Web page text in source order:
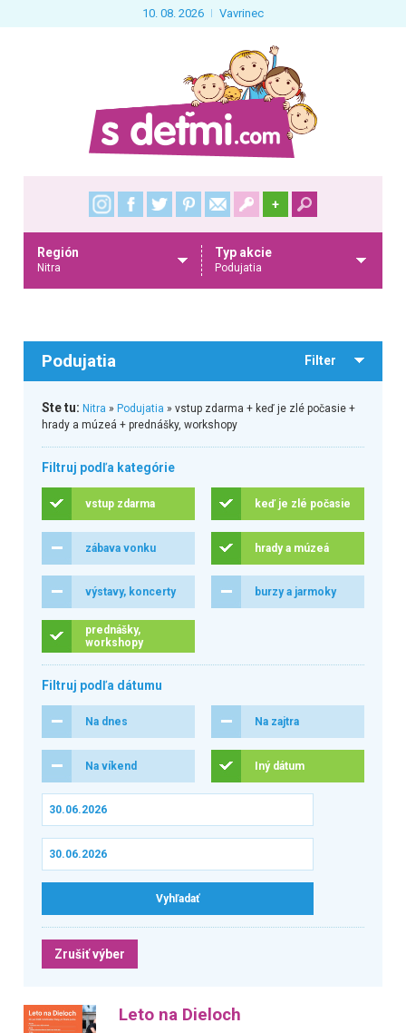
10. 08. 2026 Vavrinec
+
Región
Nitra
Typ akcie
Podujatia
Podujatia Filter
Ste tu: Nitra » Podujatia » vstup zdarma + keď je zlé počasie +
hrady a múzeá + prednášky, workshopy
Filtruj podľa kategórie
vstup zdarma keď je zlé počasie
zábava vonku hrady a múzeá
výstavy, koncerty burzy a jarmoky
prednášky,
workshopy
Filtruj podľa dátumu
Na dnes Na zajtra
Na víkend Iný dátum
Zrušiť výber
Leto na Dieloch